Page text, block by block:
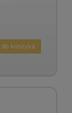
do koszyka